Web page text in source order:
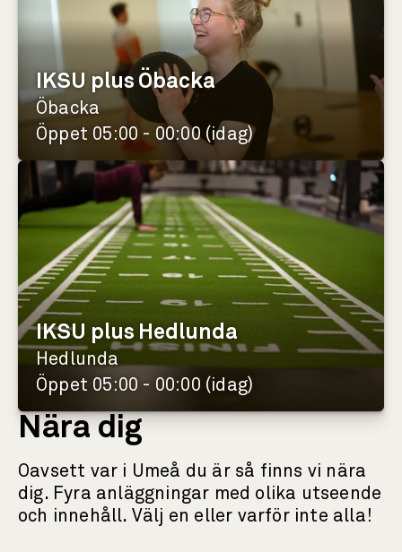
IKSU plus Öbacka
Öbacka
Öppet 05:00 - 00:00 (idag)
IKSU plus Hedlunda
Hedlunda
Öppet 05:00 - 00:00 (idag)
Nära dig
Oavsett var i Umeå du är så finns vi nära
dig. Fyra anläggningar med olika utseende
och innehåll. Välj en eller varför inte alla!